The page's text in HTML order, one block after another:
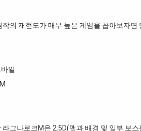
작의 재현도가 매우 높은 게임을 꼽아보자면
일
라그나로크M은 2.5D(맵과 배경 및 일부 보